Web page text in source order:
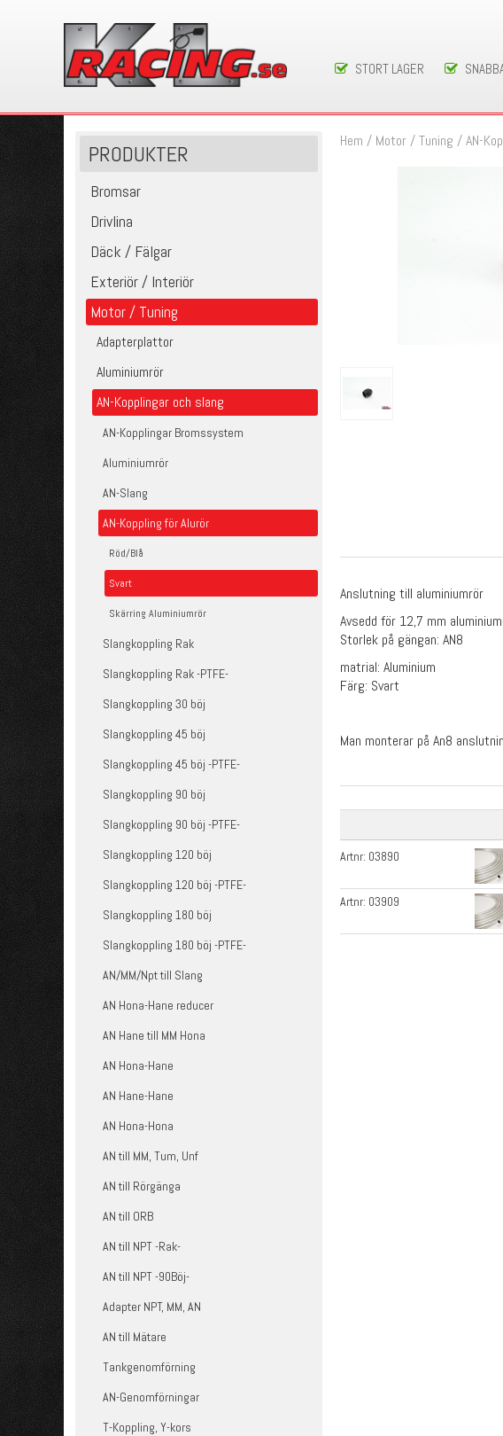
STORT LAGER
PRODUKTER
Bromsar
Drivlina
Däck / Fälgar
Exteriör / Interiör
Motor / Tuning
Adapterplattor
Aluminiumrör
AN-Kopplingar och slang
AN-Kopplingar Bromssystem
Aluminiumrör
AN-Slang
AN-Koppling för Alurör
Röd/Blå
Svart
Skärring Aluminiumrör
Slangkoppling Rak
Slangkoppling Rak -PTFE-
Slangkoppling 30 böj
Slangkoppling 45 böj
Slangkoppling 45 böj -PTFE-
Slangkoppling 90 böj
Slangkoppling 90 böj -PTFE-
Slangkoppling 120 böj
Slangkoppling 120 böj -PTFE-
Slangkoppling 180 böj
Slangkoppling 180 böj -PTFE-
AN/MM/Npt till Slang
AN Hona-Hane reducer
AN Hane till MM Hona
AN Hona-Hane
AN Hane-Hane
AN Hona-Hona
AN till MM, Tum, Unf
AN till Rörgänga
AN till ORB
AN till NPT -Rak-
AN till NPT -90Böj-
Adapter NPT, MM, AN
AN till Mätare
Tankgenomförning
AN-Genomförningar
T-Koppling, Y-kors
Hem / Motor / Tuning /AN-
Anslutning till aluminiumrör
Avsedd för 12,7 mm
Storlek på gängan: AN8
matrial: Aluminium
Färg: Svart
Man monterar på An8
Artnr: 03890
Artnr: 03909